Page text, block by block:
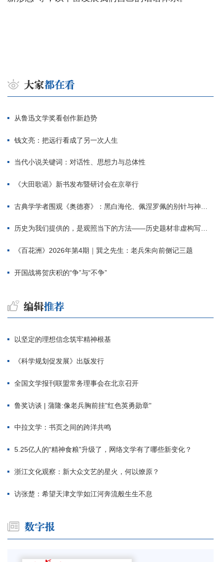
从鲁迅文学奖看创作新趋势
钱文亮：把远行看成了另一次人生
当代小说关键词：对话性、思想力与总体性
《大田歌谣》新书发布暨研讨会在京举行
古典学学者围观《奥德赛》：黑白海伦、佩涅罗佩的别针与神秘入侵者
历史为我们提供的，是观照当下的方法——历史题材非虚构写作多人谈
《百花洲》2026年第4期｜巽之先生：老兵朱向前侧记三题
开国战将贺庆积的“争”与“不争”
以坚定的理想信念筑牢精神根基
《科学规划促发展》出版发行
全国文学报刊联盟常务理事会在北京召开
鲁奖访谈 | 蒲隆:像老兵胸前挂"红色英勇勋章"
中拉文学：书页之间的跨洋共鸣
5.25亿人的“精神食粮”升级了，网络文学有了哪些新变化？
浙江文化观察：新大众文艺的星火，何以燎原？
访张楚：希望天津文学如江河奔流般生生不息